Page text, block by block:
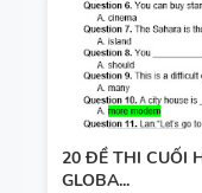
20 ĐỀ THI CUỐI
GLOBA...